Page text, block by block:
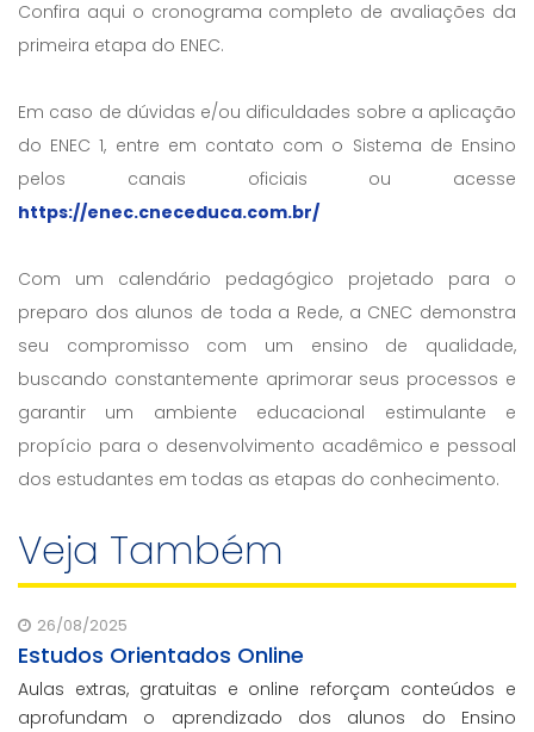
Confira aqui o cronograma completo de avaliações da
primeira etapa do ENEC.
Em caso de dúvidas e/ou dificuldades sobre a aplicação
do ENEC 1, entre em contato com o Sistema de Ensino
pelos canais oficiais ou acesse
https://enec.cneceduca.com.br/
Com um calendário pedagógico projetado para o
preparo dos alunos de toda a Rede, a CNEC demonstra
seu compromisso com um ensino de qualidade,
buscando constantemente aprimorar seus processos e
garantir um ambiente educacional estimulante e
propício para o desenvolvimento acadêmico e pessoal
dos estudantes em todas as etapas do conhecimento.
Veja Também
26/08/2025
Estudos Orientados Online
Aulas extras, gratuitas e online reforçam conteúdos e
aprofundam o aprendizado dos alunos do Ensino